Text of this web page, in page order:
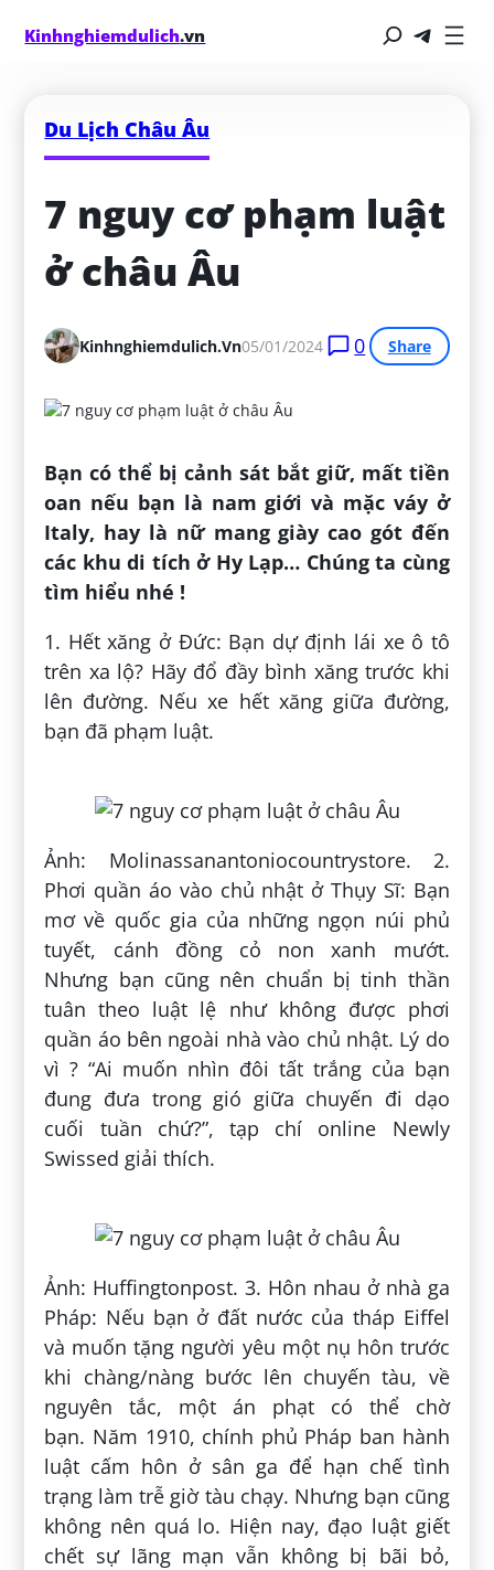
Kinhnghiemdulich.vn
Du Lịch Châu Âu
7 nguy cơ phạm luật
ở châu Âu
Kinhnghiemdulich.vn05/01/2024 0 Share
Bạn có thể bị cảnh sát bắt giữ, mất tiền
oan nếu bạn là nam giới và mặc váy ở
Italy, hay là nữ mang giày cao gót đến
các khu di tích ở Hy Lạp… Chúng ta cùng
tìm hiểu nhé !
1. Hết xăng ở Đức: Bạn dự định lái xe ô tô
trên xa lộ? Hãy đổ đầy bình xăng trước khi
lên đường. Nếu xe hết xăng giữa đường,
bạn đã phạm luật.
Ảnh: Molinassanantoniocountrystore. 2.
Phơi quần áo vào chủ nhật ở Thụy Sĩ: Bạn
mơ về quốc gia của những ngọn núi phủ
tuyết, cánh đồng cỏ non xanh mướt.
Nhưng bạn cũng nên chuẩn bị tinh thần
tuân theo luật lệ như không được phơi
quần áo bên ngoài nhà vào chủ nhật. Lý do
vì ? “Ai muốn nhìn đôi tất trắng của bạn
đung đưa trong gió giữa chuyến đi dạo
cuối tuần chứ?”, tạp chí online Newly
Swissed giải thích.
Ảnh: Huffingtonpost. 3. Hôn nhau ở nhà ga
Pháp: Nếu bạn ở đất nước của tháp Eiffel
và muốn tặng người yêu một nụ hôn trước
khi chàng/nàng bước lên chuyến tàu, về
nguyên tắc, một án phạt có thể chờ
bạn. Năm 1910, chính phủ Pháp ban hành
luật cấm hôn ở sân ga để hạn chế tình
trạng làm trễ giờ tàu chạy. Nhưng bạn cũng
không nên quá lo. Hiện nay, đạo luật giết
chết sự lãng mạn vẫn không bị bãi bỏ,